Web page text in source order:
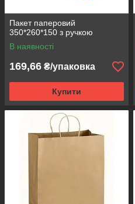
Пакет паперовий
350*260*150 з ручкою
В наявності
169,66 ₴/упаковка
Купити